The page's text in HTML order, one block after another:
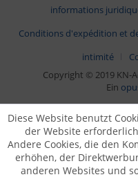
informations
Conditions d'expédition et
intimité
Copyright © 2019 KN-
Ein
Diese Website benutzt
der Website
Andere Cookies, die den
erhöhen, der
anderen Websites und